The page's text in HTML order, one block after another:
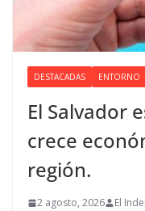
DESTACADAS ENTORNO
El Salvador
crece
región.
2 agosto, 2026 El